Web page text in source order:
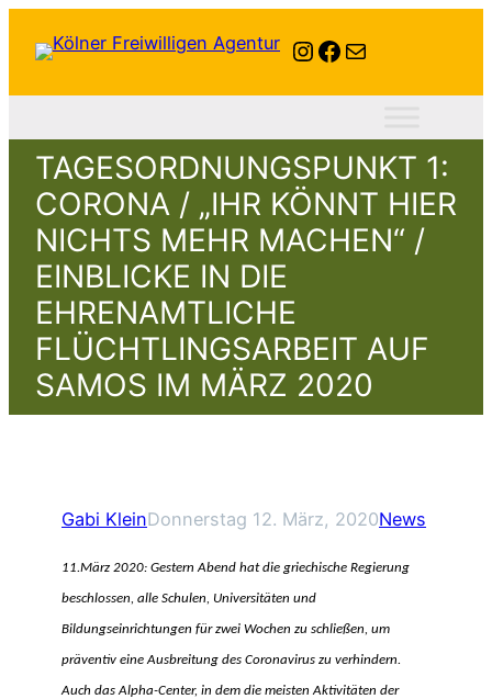
Instagram
Facebook
E-Mail
TAGESORDNUNGSPUNKT 1:
CORONA / „IHR KÖNNT HIER
NICHTS MEHR MACHEN“ /
EINBLICKE IN DIE
EHRENAMTLICHE
FLÜCHTLINGSARBEIT AUF
SAMOS IM MÄRZ 2020
Gabi KleinDonnerstag 12. März, 2020News
11.März 2020: Gestern Abend hat die griechische Regierung
beschlossen, alle Schulen, Universitäten und
Bildungseinrichtungen für zwei Wochen zu schließen, um
präventiv eine Ausbreitung des Coronavirus zu verhindern.
Auch das Alpha-Center, in dem die meisten Aktivitäten der